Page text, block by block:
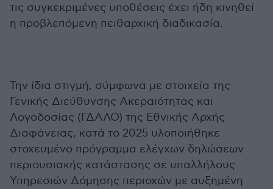
τις συγκεκριμένες υποθέσεις έχει ήδη κινηθεί
η προβλεπόμενη πειθαρχική διαδικασία.
Την ίδια στιγμή, σύμφωνα με στοιχεία της
Γενικής Διεύθυνσης Ακεραιότητας και
Λογοδοσίας (ΓΔΑΛΟ) της Εθνικής Αρχής
Διαφάνειας, κατά το 2025 υλοποιήθηκε
στοχευμένο πρόγραμμα ελέγχων δηλώσεων
περιουσιακής κατάστασης σε υπαλλήλους
Υπηρεσιών Δόμησης περιοχών με αυξημένη